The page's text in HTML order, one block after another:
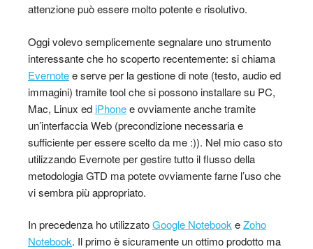
attenzione può essere molto potente e risolutivo.
Oggi volevo semplicemente segnalare uno strumento
interessante che ho scoperto recentemente: si chiama
Evernotee serve per la gestione di note (testo, audio ed
immagini) tramite tool che si possono installare su PC,
Mac, Linux ed iPhonee ovviamente anche tramite
un’interfaccia Web (precondizione necessaria e
sufficiente per essere scelto da me :)). Nel mio caso sto
utilizzando Evernote per gestire tutto il flusso della
metodologia GTD ma potete ovviamente farne l’uso che
vi sembra più appropriato.
In precedenza ho utilizzatoGoogle Notebook eZoho
Notebook. Il primo è sicuramente un ottimo prodotto ma